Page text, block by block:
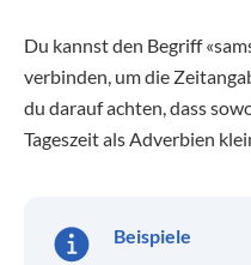
Du kannst den Begriff
verbinden, um die
du darauf achten, dass
Tageszeit als Adverbien
Beispiele